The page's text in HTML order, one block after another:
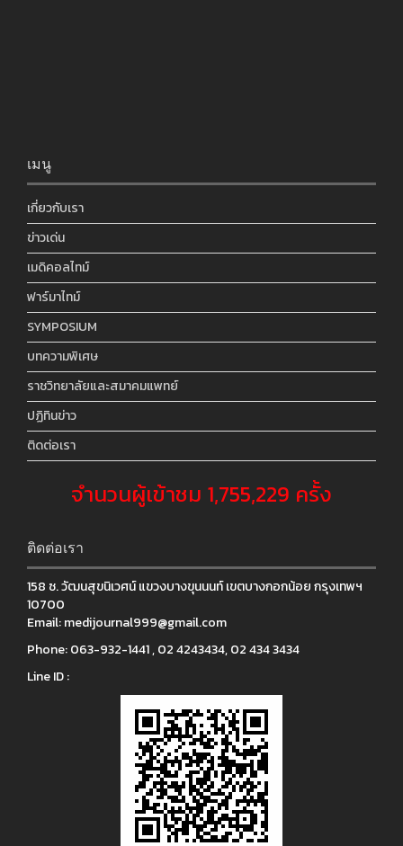
เมนู
เกี่ยวกับเรา
ข่าวเด่น
เมดิคอลไทม์
ฟาร์มาไทม์
SYMPOSIUM
บทความพิเศษ
ราชวิทยาลัยและสมาคมแพทย์
ปฏิทินข่าว
ติดต่อเรา
จำนวนผู้เข้าชม 1,755,229 ครั้ง
ติดต่อเรา
158 ซ. วัฒนสุขนิเวศน์ แขวงบางขุนนนท์ เขตบางกอกน้อย กรุงเทพฯ
10700
Email:medijournal999@gmail.com
Phone:063-932-1441 , 02 4243434, 02 434 3434
Line ID :